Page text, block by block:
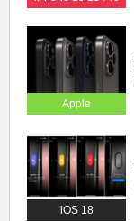
Apple
iOS 18